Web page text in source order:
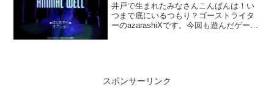
井戸で生まれたみなさんこんばんは！い
つまで底にいるつもり？ゴーストライタ
ーのazarashiXです。今回も遊んだゲーム
スポンサーリンク